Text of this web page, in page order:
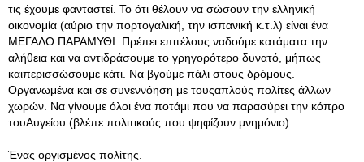
τις έχουμε φανταστεί. Το ότι θέλουν να σώσουν την ελληνική
οικονομία (αύριο την πορτογαλική, την ισπανική κ.τ.λ) είναι ένα
ΜΕΓΑΛΟ ΠΑΡΑΜΥΘΙ. Πρέπει επιτέλους ναδούμε κατάματα την
αλήθεια και να αντιδράσουμε το γρηγορότερο δυνατό, μήπως
καιπερισσώσουμε κάτι. Να βγούμε πάλι στους δρόμους.
Οργανωμένα και σε συνεννόηση με τουςαπλούς πολίτες άλλων
χωρών. Να γίνουμε όλοι ένα ποτάμι που να παρασύρει την κόπρο
τουΑυγείου (βλέπε πολιτικούς που ψηφίζουν μνημόνιο).
Ένας οργισμένος πολίτης.